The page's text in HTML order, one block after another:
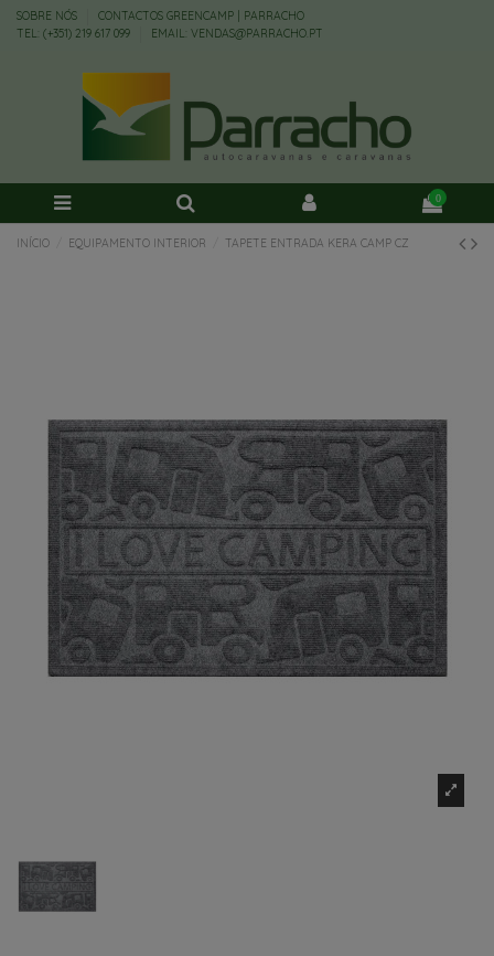
SOBRE NÓS
CONTACTOS GREENCAMP | PARRACHO
TEL: (+351) 219 617 099
EMAIL: VENDAS@PARRACHO.PT
0
INÍCIO EQUIPAMENTO INTERIOR TAPETE ENTRADA KERA CAMP CZ